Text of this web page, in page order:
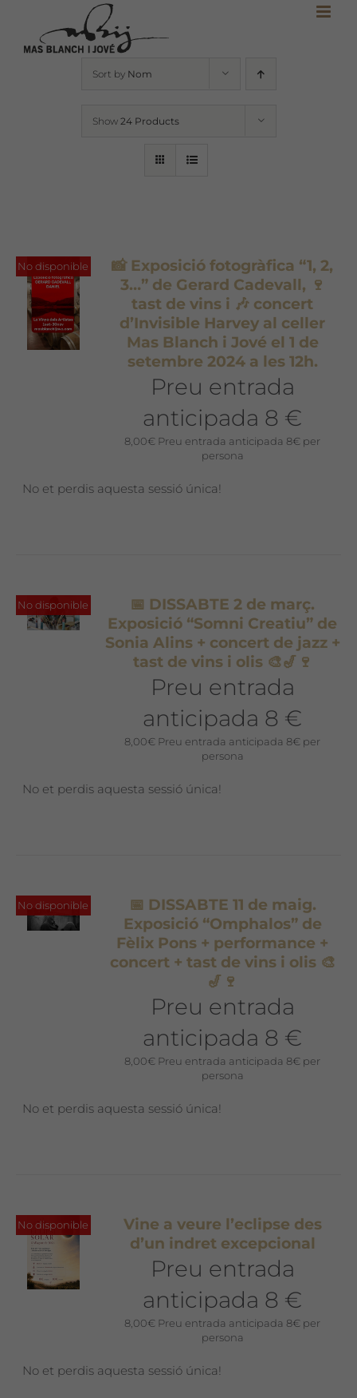
content
Sort by Nom
Show 24 Products
No disponible
📸 Exposició fotogràfica “1, 2,
3…” de Gerard Cadevall, 🍷
tast de vins i 🎶 concert
d’Invisible Harvey al celler
Mas Blanch i Jové el 1 de
setembre 2024 a les 12h.
Preu entrada
anticipada 8 €
8,00€ Preu entrada anticipada 8€ per
persona
No et perdis aquesta sessió única!
No disponible
📅 DISSABTE 2 de març.
Exposició “Somni Creatiu” de
Sonia Alins + concert de jazz +
tast de vins i olis 🎨🎷🍷
Preu entrada
anticipada 8 €
8,00€ Preu entrada anticipada 8€ per
persona
No et perdis aquesta sessió única!
No disponible
📅 DISSABTE 11 de maig.
Exposició “Omphalos” de
Fèlix Pons + performance +
concert + tast de vins i olis 🎨
🎷🍷
Preu entrada
anticipada 8 €
8,00€ Preu entrada anticipada 8€ per
persona
No et perdis aquesta sessió única!
No disponible
Vine a veure l’eclipse des
d’un indret excepcional
Preu entrada
anticipada 8 €
8,00€ Preu entrada anticipada 8€ per
persona
No et perdis aquesta sessió única!